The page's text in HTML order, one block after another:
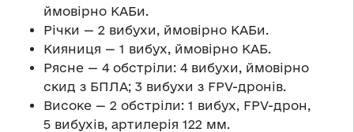
ймовірно КАБи.
Річки — 2 вибухи, ймовірно КАБи.
Кияниця — 1 вибух, ймовірно КАБ.
Рясне — 4 обстріли: 4 вибухи, ймовірно
скид з БПЛА; 3 вибухи з FPV-дронів.
Високе — 2 обстріли: 1 вибух, FPV-дрон,
5 вибухів, артилерія 122 мм.